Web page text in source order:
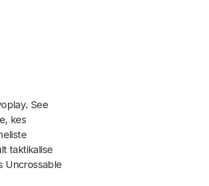
See
kes
taktikalise
Uncrossable